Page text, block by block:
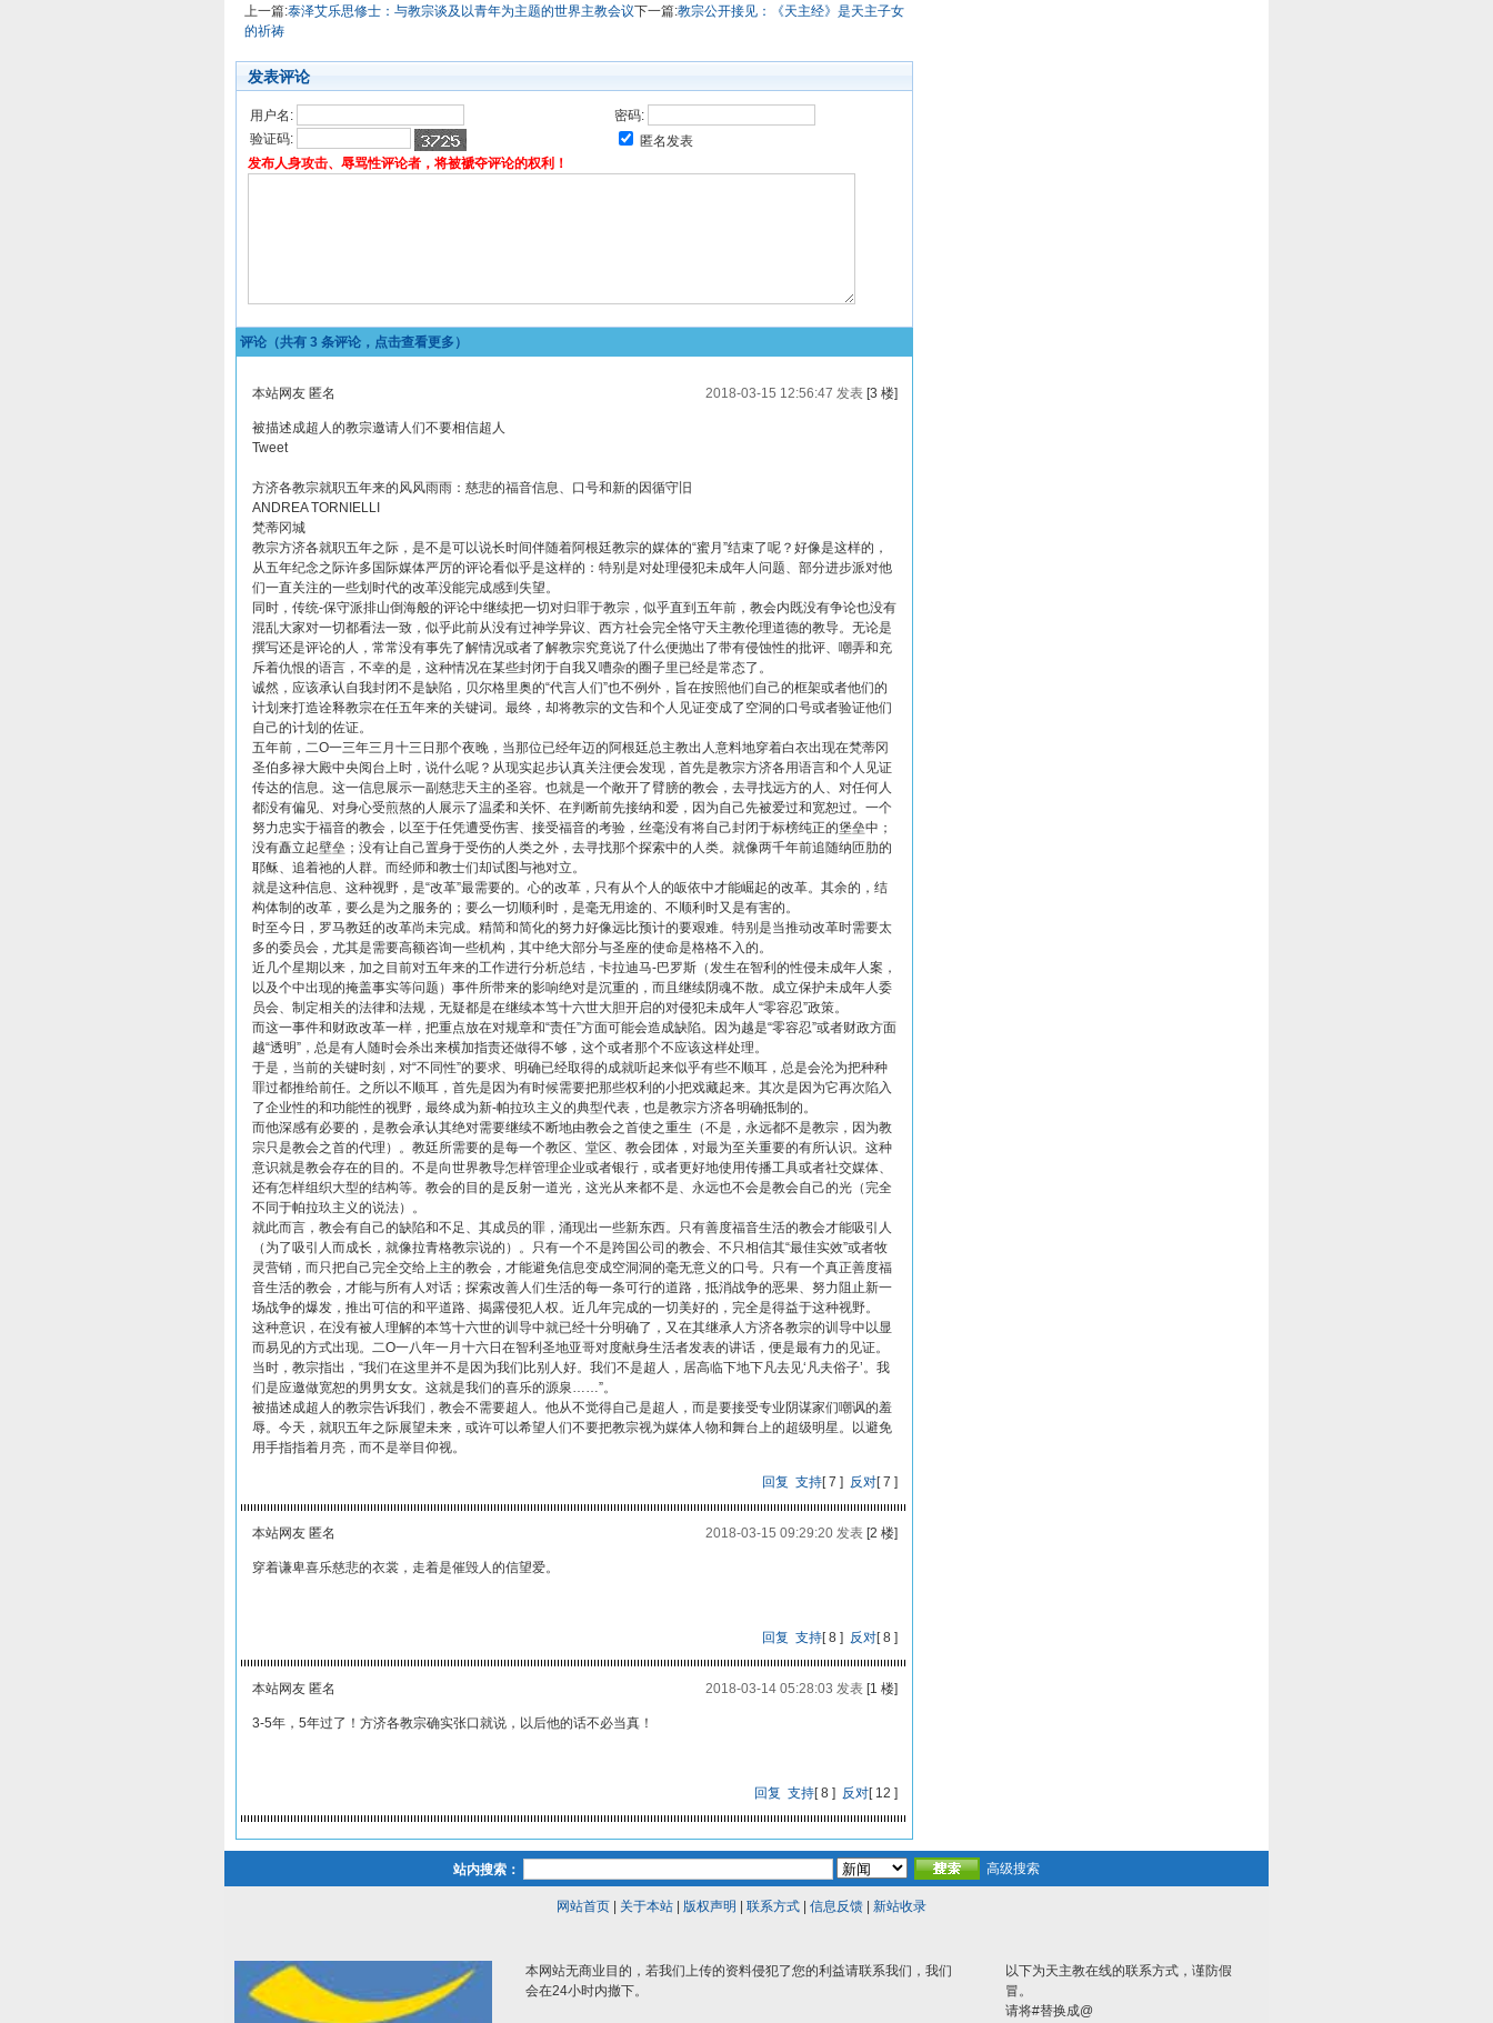
上一篇:泰泽艾乐思修士：与教宗谈及以青年为主题的世界主教会议下一篇:教宗公开接见：《天主经》是天主子女
的祈祷
发表评论
用户名:
密码:
验证码:
匿名发表
发布人身攻击、辱骂性评论者，将被褫夺评论的权利！
评论（共有 3 条评论，点击查看更多）
本站网友 匿名 2018-03-15 12:56:47 发表[3 楼]
被描述成超人的教宗邀请人们不要相信超人
Tweet
方济各教宗就职五年来的风风雨雨：慈悲的福音信息、口号和新的因循守旧
ANDREA TORNIELLI
梵蒂冈城
教宗方济各就职五年之际，是不是可以说长时间伴随着阿根廷教宗的媒体的“蜜月”结束了呢？好像是这样的，
从五年纪念之际许多国际媒体严厉的评论看似乎是这样的：特别是对处理侵犯未成年人问题、部分进步派对他
们一直关注的一些划时代的改革没能完成感到失望。
同时，传统-保守派排山倒海般的评论中继续把一切对归罪于教宗，似乎直到五年前，教会内既没有争论也没有
混乱大家对一切都看法一致，似乎此前从没有过神学异议、西方社会完全恪守天主教伦理道德的教导。无论是
撰写还是评论的人，常常没有事先了解情况或者了解教宗究竟说了什么便抛出了带有侵蚀性的批评、嘲弄和充
斥着仇恨的语言，不幸的是，这种情况在某些封闭于自我又嘈杂的圈子里已经是常态了。
诚然，应该承认自我封闭不是缺陷，贝尔格里奥的“代言人们”也不例外，旨在按照他们自己的框架或者他们的
计划来打造诠释教宗在任五年来的关键词。最终，却将教宗的文告和个人见证变成了空洞的口号或者验证他们
自己的计划的佐证。
五年前，二O一三年三月十三日那个夜晚，当那位已经年迈的阿根廷总主教出人意料地穿着白衣出现在梵蒂冈
圣伯多禄大殿中央阅台上时，说什么呢？从现实起步认真关注便会发现，首先是教宗方济各用语言和个人见证
传达的信息。这一信息展示一副慈悲天主的圣容。也就是一个敞开了臂膀的教会，去寻找远方的人、对任何人
都没有偏见、对身心受煎熬的人展示了温柔和关怀、在判断前先接纳和爱，因为自己先被爱过和宽恕过。一个
努力忠实于福音的教会，以至于任凭遭受伤害、接受福音的考验，丝毫没有将自己封闭于标榜纯正的堡垒中；
没有矗立起壁垒；没有让自己置身于受伤的人类之外，去寻找那个探索中的人类。就像两千年前追随纳匝肋的
耶稣、追着祂的人群。而经师和教士们却试图与祂对立。
就是这种信息、这种视野，是“改革”最需要的。心的改革，只有从个人的皈依中才能崛起的改革。其余的，结
构体制的改革，要么是为之服务的；要么一切顺利时，是毫无用途的、不顺利时又是有害的。
时至今日，罗马教廷的改革尚未完成。精简和简化的努力好像远比预计的要艰难。特别是当推动改革时需要太
多的委员会，尤其是需要高额咨询一些机构，其中绝大部分与圣座的使命是格格不入的。
近几个星期以来，加之目前对五年来的工作进行分析总结，卡拉迪马-巴罗斯（发生在智利的性侵未成年人案，
以及个中出现的掩盖事实等问题）事件所带来的影响绝对是沉重的，而且继续阴魂不散。成立保护未成年人委
员会、制定相关的法律和法规，无疑都是在继续本笃十六世大胆开启的对侵犯未成年人“零容忍”政策。
而这一事件和财政改革一样，把重点放在对规章和“责任”方面可能会造成缺陷。因为越是“零容忍”或者财政方面
越“透明”，总是有人随时会杀出来横加指责还做得不够，这个或者那个不应该这样处理。
于是，当前的关键时刻，对“不同性”的要求、明确已经取得的成就听起来似乎有些不顺耳，总是会沦为把种种
罪过都推给前任。之所以不顺耳，首先是因为有时候需要把那些权利的小把戏藏起来。其次是因为它再次陷入
了企业性的和功能性的视野，最终成为新-帕拉玖主义的典型代表，也是教宗方济各明确抵制的。
而他深感有必要的，是教会承认其绝对需要继续不断地由教会之首使之重生（不是，永远都不是教宗，因为教
宗只是教会之首的代理）。教廷所需要的是每一个教区、堂区、教会团体，对最为至关重要的有所认识。这种
意识就是教会存在的目的。不是向世界教导怎样管理企业或者银行，或者更好地使用传播工具或者社交媒体、
还有怎样组织大型的结构等。教会的目的是反射一道光，这光从来都不是、永远也不会是教会自己的光（完全
不同于帕拉玖主义的说法）。
就此而言，教会有自己的缺陷和不足、其成员的罪，涌现出一些新东西。只有善度福音生活的教会才能吸引人
（为了吸引人而成长，就像拉青格教宗说的）。只有一个不是跨国公司的教会、不只相信其“最佳实效”或者牧
灵营销，而只把自己完全交给上主的教会，才能避免信息变成空洞洞的毫无意义的口号。只有一个真正善度福
音生活的教会，才能与所有人对话；探索改善人们生活的每一条可行的道路，抵消战争的恶果、努力阻止新一
场战争的爆发，推出可信的和平道路、揭露侵犯人权。近几年完成的一切美好的，完全是得益于这种视野。
这种意识，在没有被人理解的本笃十六世的训导中就已经十分明确了，又在其继承人方济各教宗的训导中以显
而易见的方式出现。二O一八年一月十六日在智利圣地亚哥对度献身生活者发表的讲话，便是最有力的见证。
当时，教宗指出，“我们在这里并不是因为我们比别人好。我们不是超人，居高临下地下凡去见‘凡夫俗子’。我
们是应邀做宽恕的男男女女。这就是我们的喜乐的源泉……”。
被描述成超人的教宗告诉我们，教会不需要超人。他从不觉得自己是超人，而是要接受专业阴谋家们嘲讽的羞
辱。今天，就职五年之际展望未来，或许可以希望人们不要把教宗视为媒体人物和舞台上的超级明星。以避免
用手指指着月亮，而不是举目仰视。
回复 支持[7 ] 反对[7 ]
本站网友 匿名 2018-03-15 09:29:20 发表[2 楼]
穿着谦卑喜乐慈悲的衣裳，走着是催毁人的信望爱。
回复 支持[8 ] 反对[8 ]
本站网友 匿名 2018-03-14 05:28:03 发表[1 楼]
3-5年，5年过了！方济各教宗确实张口就说，以后他的话不必当真！
回复 支持[8 ] 反对[12 ]
站内搜索： 高级搜索
网站首页| 关于本站| 版权声明 联系方式| 信息反馈| 新站收录
本网站无商业目的，若我们上传的资料侵犯了您的利益请联系我们，我们
会在24小时内撤下。
以下为天主教在线的联系方式，谨防假
冒。
请将#替换成@